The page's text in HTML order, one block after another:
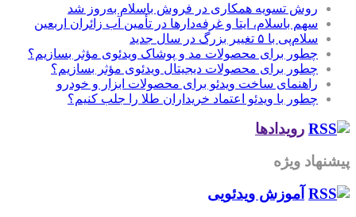
روش تسویه همکاری در فروش باسلام به‌روز شد
سهم باسلام، ایتا و غرفه‌دارها در تأمین آب زائران اربعین
سلام‌پی با ۵ تغییر بزرگ در سال جدید
چطور برای محصولات مد و پوشاک ویدئوی مؤثر بسازیم؟
چطور برای محصولات دیجیتال ویدئوی مؤثر بسازیم؟
راهنمای ساخت ویدئو برای محصولات ابزار و خودرو
چطور با ویدئو اعتماد خریداران طلا را جلب کنیم؟
رویدادها
پیشنهاد ویژه
آموزش‌ ویدئویی